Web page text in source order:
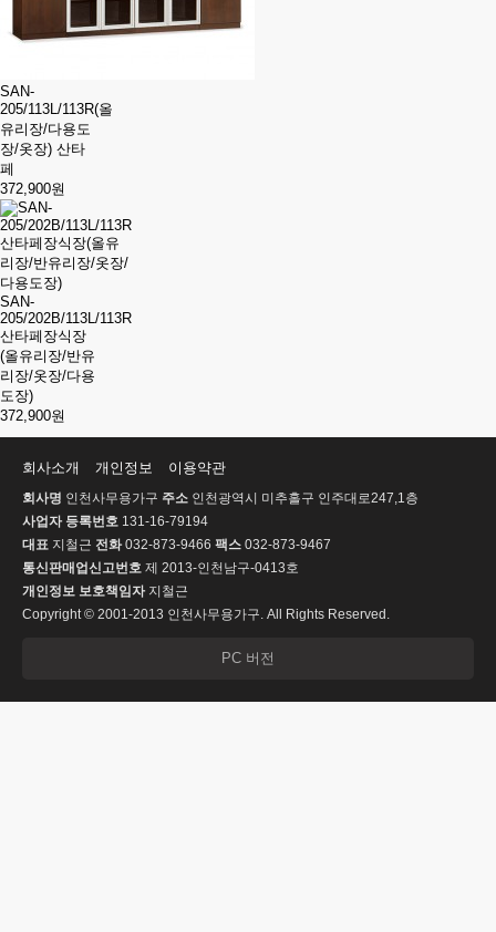
SAN-
205/113L/113R(올
유리장/다용도
장/옷장) 산타
페
372,900원
SAN-
205/202B/113L/113R
산타페장식장
(올유리장/반유
리장/옷장/다용
도장)
372,900원
회사소개 개인정보 이용약관
회사명 인천사무용가구 주소 인천광역시 미추홀구 인주대로247,1층
사업자 등록번호 131-16-79194
대표 지철근 전화032-873-9466 팩스 032-873-9467
통신판매업신고번호 제 2013-인천남구-0413호
개인정보 보호책임자지철근
Copyright © 2001-2013 인천사무용가구. All Rights Reserved.
PC 버전